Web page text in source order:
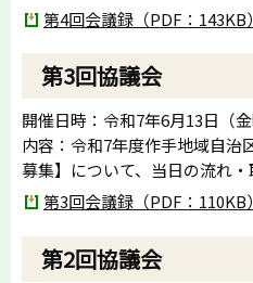
第4回会議録（PDF：143KB）
第3回協議会
開催日時：令和7年6月13日（金
内容：令和7年度作手地域自治
募集】について、当日の流れ
第3回会議録（PDF：110KB）
第2回協議会